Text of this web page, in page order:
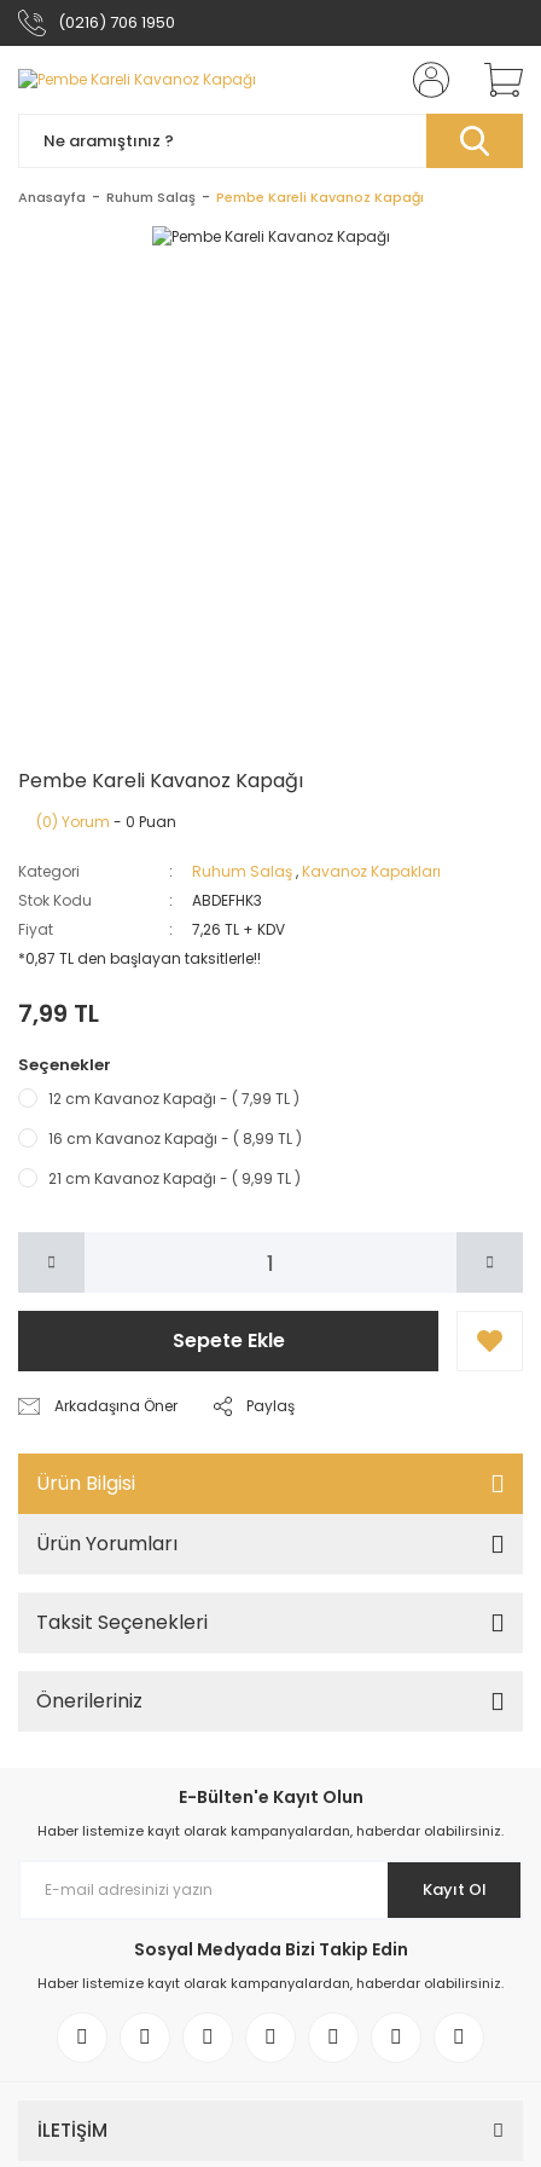
(0216) 706 1950
Anasayfa Ruhum Salaş Pembe Kareli Kavanoz Kapağı
Pembe Kareli Kavanoz Kapağı
(0) Yorum - 0 Puan
Kategori Ruhum Salaş,Kavanoz Kapakları
Stok Kodu
ABDEFHK3
Fiyat
7,26 TL + KDV
*0,87 TL den başlayan taksitlerle!!
7,99 TL
Seçenekler
12 cm Kavanoz Kapağı - ( 7,99 TL )
16 cm Kavanoz Kapağı - ( 8,99 TL )
21 cm Kavanoz Kapağı - ( 9,99 TL )
Sepete Ekle
Arkadaşına Öner Paylaş
Ürün Bilgisi
Ürün Yorumları
Taksit Seçenekleri
Önerileriniz
E-Bülten'e Kayıt Olun
Haber listemize kayıt olarak kampanyalardan, haberdar olabilirsiniz.
Kayıt Ol
Sosyal Medyada Bizi Takip Edin
Haber listemize kayıt olarak kampanyalardan, haberdar olabilirsiniz.
İLETİŞİM